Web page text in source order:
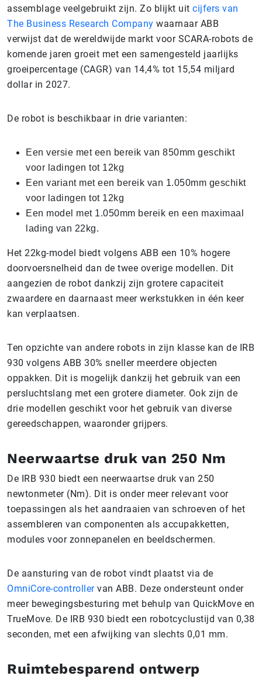
assemblage veelgebruikt zijn. Zo blijkt uit cijfers van
The Business Research Company waarnaar ABB
verwijst dat de wereldwijde markt voor SCARA-robots de
komende jaren groeit met een samengesteld jaarlijks
groeipercentage (CAGR) van 14,4% tot 15,54 miljard
dollar in 2027.
De robot is beschikbaar in drie varianten:
Een versie met een bereik van 850mm geschikt
voor ladingen tot 12kg
Een variant met een bereik van 1.050mm geschikt
voor ladingen tot 12kg
Een model met 1.050mm bereik en een maximaal
lading van 22kg.
Het 22kg-model biedt volgens ABB een 10% hogere
doorvoersnelheid dan de twee overige modellen. Dit
aangezien de robot dankzij zijn grotere capaciteit
zwaardere en daarnaast meer werkstukken in één keer
kan verplaatsen.
Ten opzichte van andere robots in zijn klasse kan de IRB
930 volgens ABB 30% sneller meerdere objecten
oppakken. Dit is mogelijk dankzij het gebruik van een
persluchtslang met een grotere diameter. Ook zijn de
drie modellen geschikt voor het gebruik van diverse
gereedschappen, waaronder grijpers.
Neerwaartse druk van 250 Nm
De IRB 930 biedt een neerwaartse druk van 250
newtonmeter (Nm). Dit is onder meer relevant voor
toepassingen als het aandraaien van schroeven of het
assembleren van componenten als accupakketten,
modules voor zonnepanelen en beeldschermen.
De aansturing van de robot vindt plaatst via de
OmniCore-controllervan ABB. Deze ondersteunt onder
meer bewegingsbesturing met behulp van QuickMove en
TrueMove. De IRB 930 biedt een robotcyclustijd van 0,38
seconden, met een afwijking van slechts 0,01 mm.
Ruimtebesparend ontwerp